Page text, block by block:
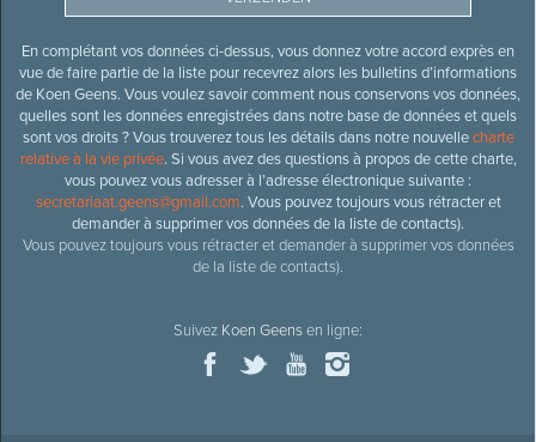
En complétant vos données ci-dessus, vous donnez votre accord exprès en
vue de faire partie de la liste pour recevrez alors les bulletins d’informations
de Koen Geens. Vous voulez savoir comment nous conservons vos données,
quelles sont les données enregistrées dans notre base de données et quels
sont vos droits ? Vous trouverez tous les détails dans notre nouvellecharte
relative à la vie privée. Si vous avez des questions à propos de cette charte,
vous pouvez vous adresser à l’adresse électronique suivante :
secretariaat.geens@gmail.com. Vous pouvez toujours vous rétracter et
demander à supprimer vos données de la liste de contacts).
Vous pouvez toujours vous rétracter et demander à supprimer vos données
de la liste de contacts).
Suivez Koen Geensen ligne: